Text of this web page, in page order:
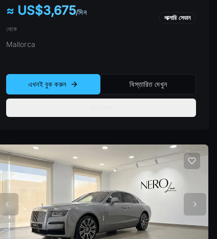
≈ US$3,675/দিন
থেকে
লাক্সারি সেডান
Mallorca
এখনই বুক করুন বিস্তারিত দেখুন